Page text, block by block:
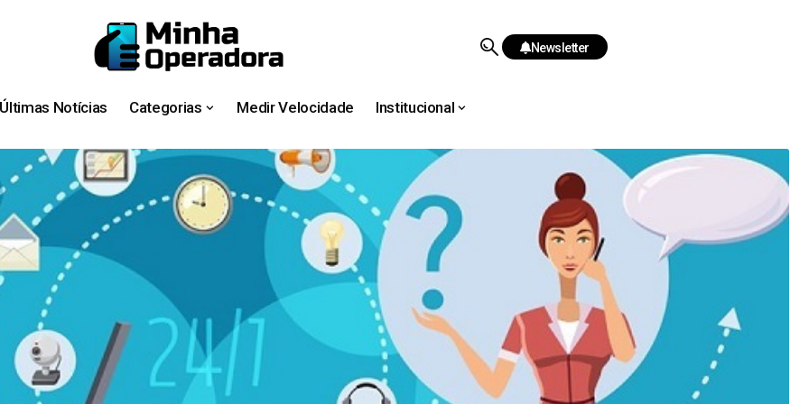
Newsletter
Últimas Notícias Categorias Medir Velocidade Institucional